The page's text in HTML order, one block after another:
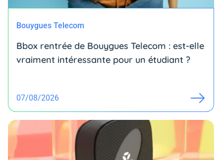
Bouygues Telecom
Bbox rentrée de Bouygues Telecom : est-elle
vraiment intéressante pour un étudiant ?
07/08/2026